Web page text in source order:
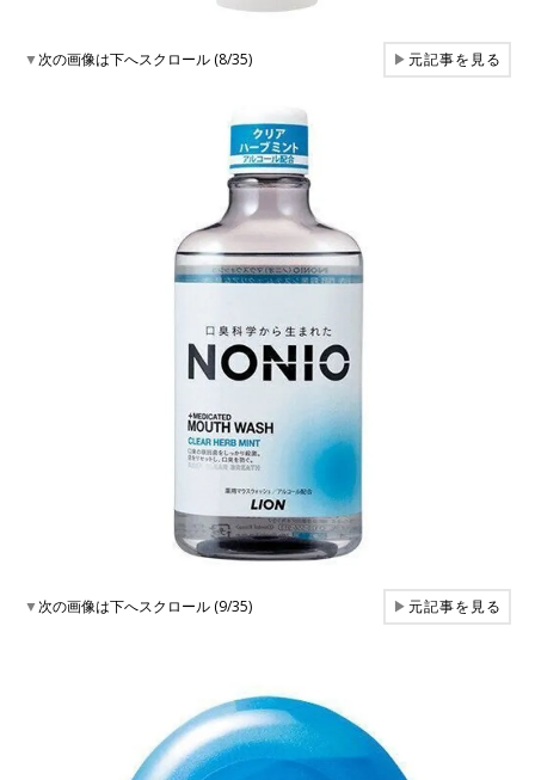
▼次の画像は下へスクロール (8/35) ▶元記事を見る
▼次の画像は下へスクロール (9/35) ▶元記事を見る